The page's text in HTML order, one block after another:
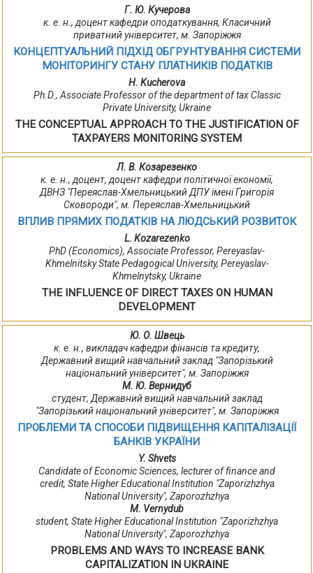
Г. Ю. Кучерова
к. е. н., доцент кафедри оподаткування, Класичний
приватний університет, м. Запоріжжя
КОНЦЕПТУАЛЬНИЙ ПІДХІД ОБГРУНТУВАННЯ СИСТЕМИ
МОНІТОРИНГУ СТАНУ ПЛАТНИКІВ ПОДАТКІВ
H. Kucherova
Ph.D., Associate Professor of the department of tax Classic
Private University, Ukraine
THE CONCEPTUAL APPROACH TO THE JUSTIFICATION OF
TAXPAYERS MONITORING SYSTEM
Л. В. Козарезенко
к. е. н., доцент, доцент кафедри політичної економії,
ДВНЗ "Переяслав-Хмельницький ДПУ імені Григорія
Сковороди", м. Переяслав-Хмельницький
ВПЛИВ ПРЯМИХ ПОДАТКІВ НА ЛЮДСЬКИЙ РОЗВИТОК
L. Kozarezenko
PhD (Economics), Associate Professor, Pereyaslav-
Khmelnitsky State Pedagogical University, Pereyaslav-
Khmelnytsky, Ukraine
THE INFLUENCE OF DIRECT TAXES ON HUMAN
DEVELOPMENT
Ю. О. Швець
к. е. н., викладач кафедри фінансів та кредиту,
Державний вищий навчальний заклад "Запорізький
національний університет", м. Запоріжжя
М. Ю. Вернидуб
студент, Державний вищий навчальний заклад
"Запорізький національний університет", м. Запоріжжя
ПРОБЛЕМИ ТА СПОСОБИ ПІДВИЩЕННЯ КАПІТАЛІЗАЦІЇ
БАНКІВ УКРАЇНИ
Y. Shvets
Candidate of Economic Sciences, lecturer of finance and
credit, State Higher Educational Institution "Zaporizhzhya
National University", Zaporozhzhya
M. Vernydub
student, State Higher Educational Institution "Zaporizhzhya
National University", Zaporozhzhya
PROBLEMS AND WAYS TO INCREASE BANK
CAPITALIZATION IN UKRAINE